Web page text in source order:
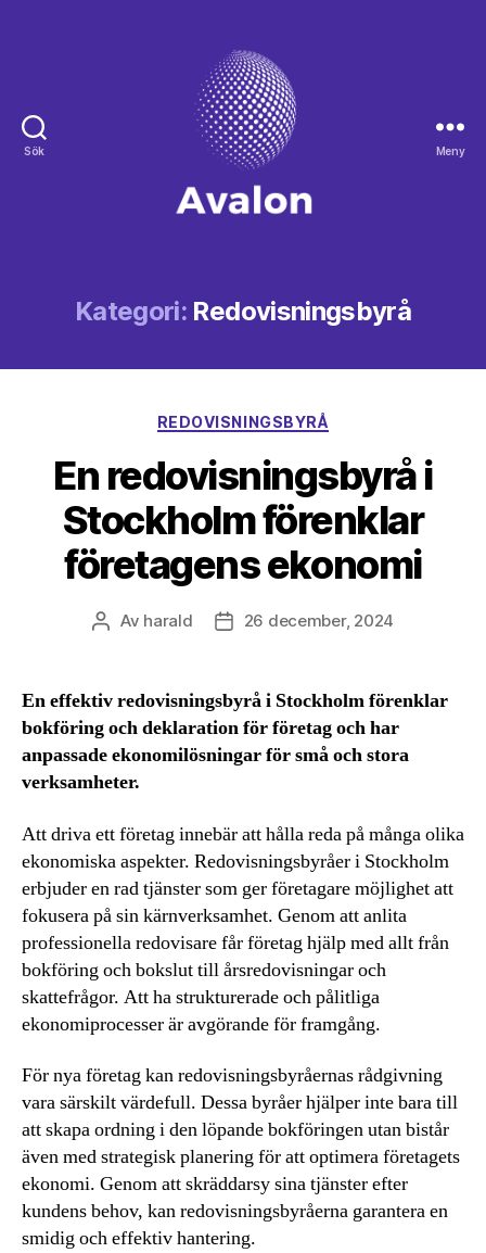
Sök Meny
Kategori: Redovisningsbyrå
Kategorier
REDOVISNINGSBYRÅ
En redovisningsbyrå i
Stockholm förenklar
företagens ekonomi
Inläggsförfattare
Av harald Inläggsdatum
26 december, 2024
En effektiv redovisningsbyrå i Stockholm förenklar
bokföring och deklaration för företag och har
anpassade ekonomilösningar för små och stora
verksamheter.
Att driva ett företag innebär att hålla reda på många olika
ekonomiska aspekter. Redovisningsbyråer i Stockholm
erbjuder en rad tjänster som ger företagare möjlighet att
fokusera på sin kärnverksamhet. Genom att anlita
professionella redovisare får företag hjälp med allt från
bokföring och bokslut till årsredovisningar och
skattefrågor. Att ha strukturerade och pålitliga
ekonomiprocesser är avgörande för framgång.
För nya företag kan redovisningsbyråernas rådgivning
vara särskilt värdefull. Dessa byråer hjälper inte bara till
att skapa ordning i den löpande bokföringen utan bistår
även med strategisk planering för att optimera företagets
ekonomi. Genom att skräddarsy sina tjänster efter
kundens behov, kan redovisningsbyråerna garantera en
smidig och effektiv hantering.